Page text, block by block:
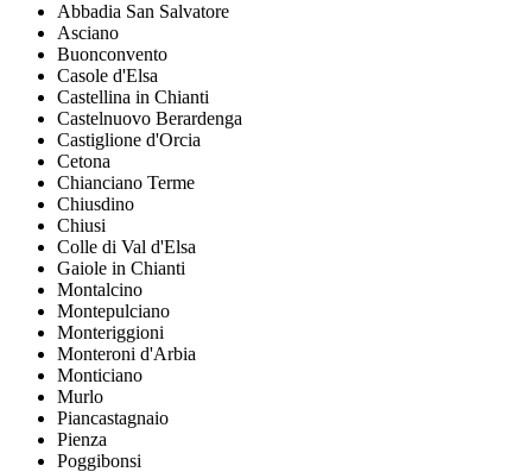
Abbadia San Salvatore
Asciano
Buonconvento
Casole d'Elsa
Castellina in Chianti
Castelnuovo Berardenga
Castiglione d'Orcia
Cetona
Chianciano Terme
Chiusdino
Chiusi
Colle di Val d'Elsa
Gaiole in Chianti
Montalcino
Montepulciano
Monteriggioni
Monteroni d'Arbia
Monticiano
Murlo
Piancastagnaio
Pienza
Poggibonsi